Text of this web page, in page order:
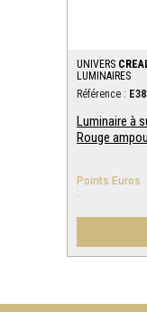
UNIVERS
LUMINAIRES
Référence :
Luminaire à
Rouge
Points Euros
: